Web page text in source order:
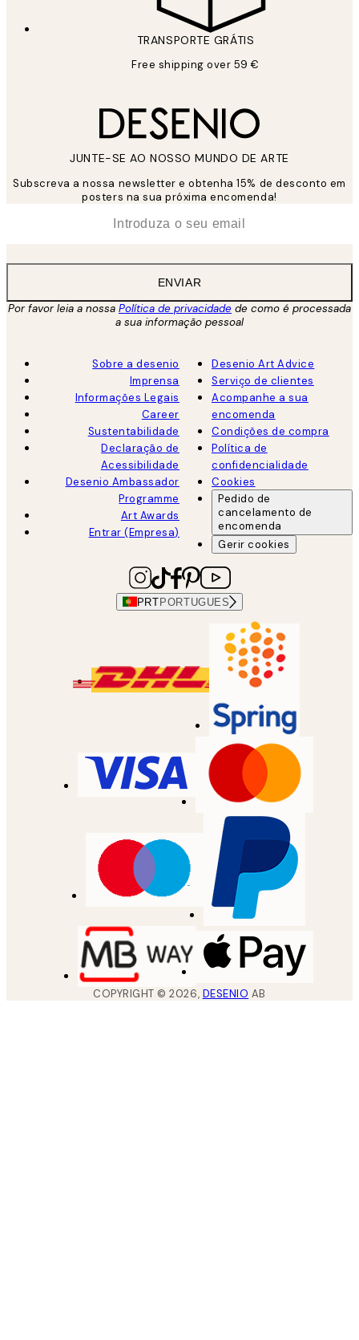
TRANSPORTE GRÁTIS
Free shipping over 59 €
JUNTE-SE AO NOSSO MUNDO DE ARTE
Subscreva a nossa newsletter e obtenha 15% de desconto em
posters na sua próxima encomenda!
ENVIAR
Por favor leia a nossa Política de privacidade de como é processada
a sua informação pessoal
Sobre a desenio
Imprensa
Informações Legais
Career
Sustentabilidade
Declaração de
Acessibilidade
Desenio Ambassador
Programme
Art Awards
Entrar (Empresa)
Desenio Art Advice
Serviço de clientes
Acompanhe a sua
encomenda
Condições de compra
Política de
confidencialidade
Cookies
Pedido de
cancelamento de
encomenda
Gerir cookies
PRTPORTUGUES
COPYRIGHT ©2026, DESENIO AB